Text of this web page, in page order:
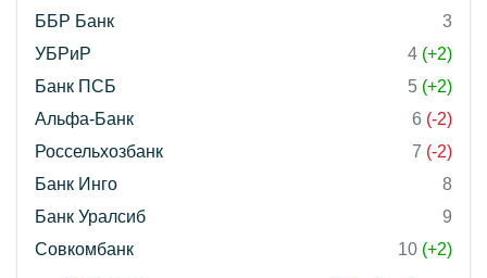
ББР Банк
3
УБРиР
4 (+2)
Банк ПСБ
5 (+2)
Альфа-Банк
6 (-2)
Россельхозбанк
7 (-2)
Банк Инго
8
Банк Уралсиб
9
Совкомбанк
10 (+2)